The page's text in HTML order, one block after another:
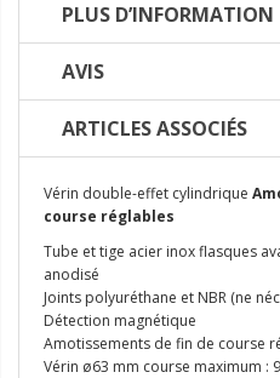
PLUS D’INFORMATION
AVIS
ARTICLES ASSOCIÉS
Vérin double-effet cylindrique
course réglables
Tube et tige acier inox flasques
anodisé
Joints polyuréthane et NBR (ne
Détection magnétique
Amotissements de fin de course
Vérin ø63 mm course maximum :